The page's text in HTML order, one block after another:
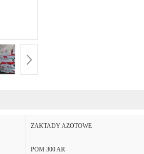
ZAKTADY AZOTOWE
POM 300 AR